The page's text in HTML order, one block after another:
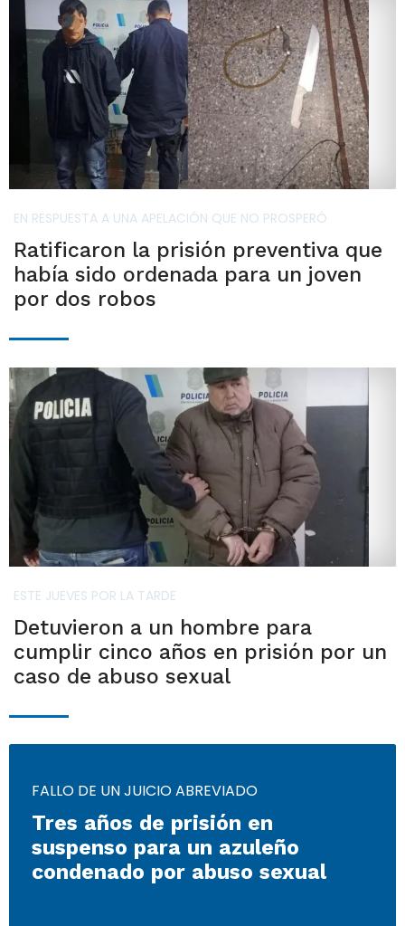
EN RESPUESTA A UNA APELACIÓN QUE NO PROSPERÓ
Ratificaron la prisión preventiva que
había sido ordenada para un joven
por dos robos
ESTE JUEVES POR LA TARDE
Detuvieron a un hombre para
cumplir cinco años en prisión por un
caso de abuso sexual
FALLO DE UN JUICIO ABREVIADO
Tres años de prisión en
suspenso para un azuleño
condenado por abuso sexual